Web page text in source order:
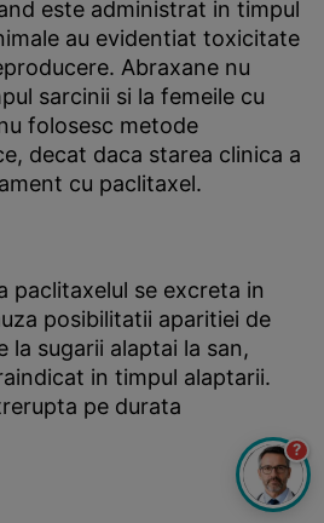
este administrat in timpul
au evidentiat toxicitate
Abraxane nu
sarcinii si la femeile cu
folosesc metode
decat daca starea clinica a
cu paclitaxel.
paclitaxelul se excreta in
posibilitatii aparitiei de
la sugarii alaptai la san,
in timpul alaptarii.
pe durata
?